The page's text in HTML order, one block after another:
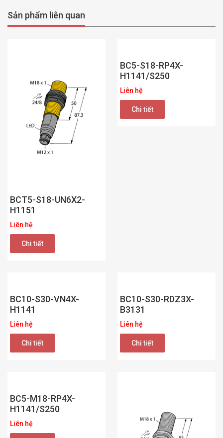
Sản phẩm liên quan
BCT5-S18-UN6X2-
H1151
Liên hệ
Chi tiết
BC5-S18-RP4X-
H1141/S250
Liên hệ
Chi tiết
BC10-S30-VN4X-
H1141
Liên hệ
Chi tiết
BC10-S30-RDZ3X-
B3131
Liên hệ
Chi tiết
BC5-M18-RP4X-
H1141/S250
Liên hệ